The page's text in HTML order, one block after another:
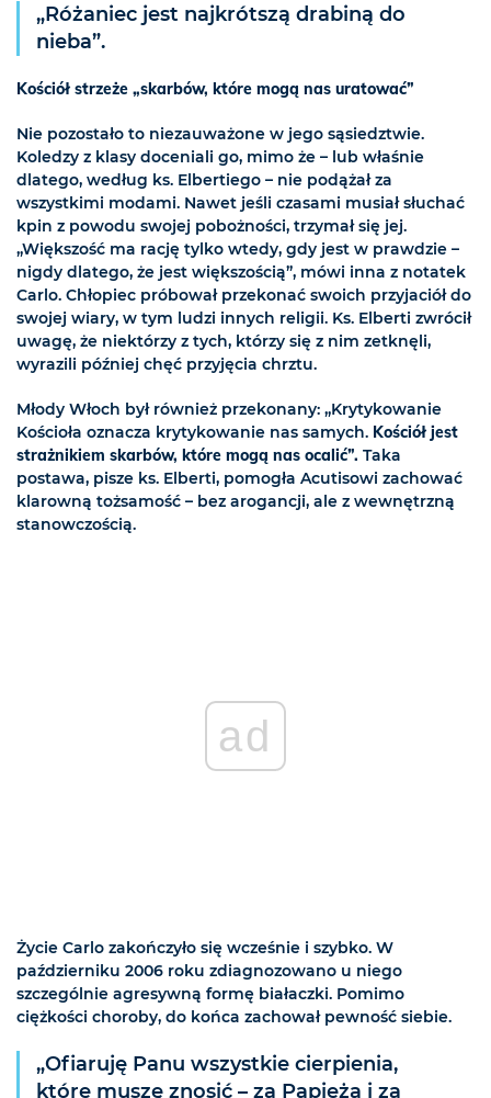
„Różaniec jest najkrótszą drabiną do
nieba”.
Kościół strzeże „skarbów, które mogą nas uratować”
Nie pozostało to niezauważone w jego sąsiedztwie.
Koledzy z klasy doceniali go, mimo że – lub właśnie
dlatego, według ks. Elbertiego – nie podążał za
wszystkimi modami. Nawet jeśli czasami musiał słuchać
kpin z powodu swojej pobożności, trzymał się jej.
„Większość ma rację tylko wtedy, gdy jest w prawdzie –
nigdy dlatego, że jest większością”, mówi inna z notatek
Carlo. Chłopiec próbował przekonać swoich przyjaciół do
swojej wiary, w tym ludzi innych religii. Ks. Elberti zwrócił
uwagę, że niektórzy z tych, którzy się z nim zetknęli,
wyrazili później chęć przyjęcia chrztu.
Młody Włoch był również przekonany: „Krytykowanie
Kościoła oznacza krytykowanie nas samych. Kościół jest
strażnikiem skarbów, które mogą nas ocalić”. Taka
postawa, pisze ks. Elberti, pomogła Acutisowi zachować
klarowną tożsamość – bez arogancji, ale z wewnętrzną
stanowczością.
ad
Życie Carlo zakończyło się wcześnie i szybko. W
październiku 2006 roku zdiagnozowano u niego
szczególnie agresywną formę białaczki. Pomimo
ciężkości choroby, do końca zachował pewność siebie.
„Ofiaruję Panu wszystkie cierpienia,
które muszę znosić – za Papieża i za